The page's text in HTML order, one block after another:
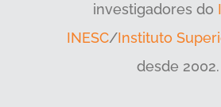
investigadores do
INESC/Instituto
desde 2002.